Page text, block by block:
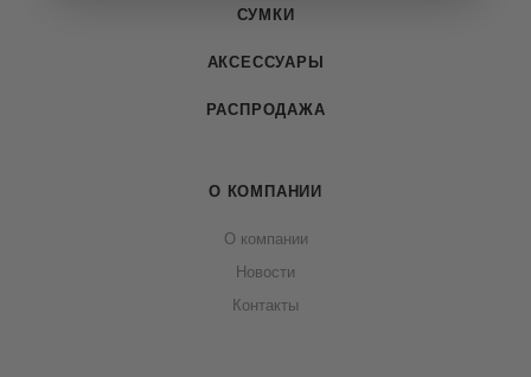
СУМКИ
АКСЕССУАРЫ
РАСПРОДАЖА
О КОМПАНИИ
О компании
Новости
Контакты